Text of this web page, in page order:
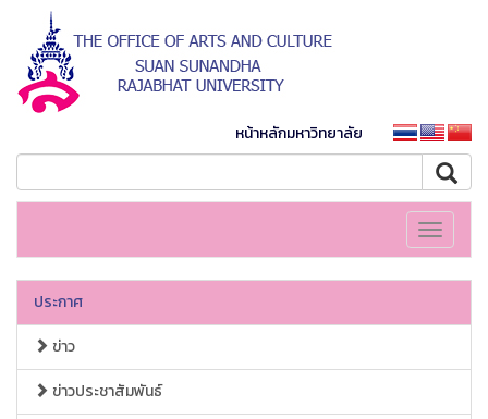
หน้าหลักมหาวิทยาลัย
Toggle
ประกาศ
ข่าว
ข่าวประชาสัมพันธ์